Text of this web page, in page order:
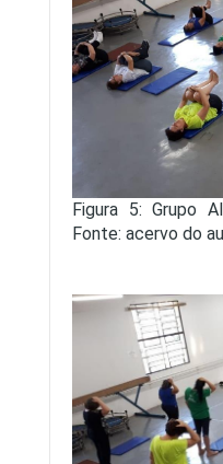
Figura 5: Grupo
Fonte: acervo do